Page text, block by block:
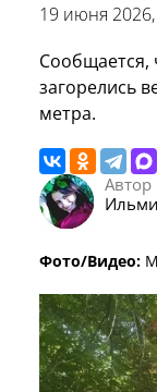
19 июня 2026,
Сообщается,
загорелись
метра.
Автор
Фото/Видео: